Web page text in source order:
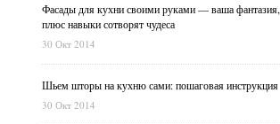
Фасады для кухни своими руками — ваша фантазия,
плюс навыки сотворят чудеса
30 Окт 2014
Шьем шторы на кухню сами: пошаговая инструкция
30 Окт 2014